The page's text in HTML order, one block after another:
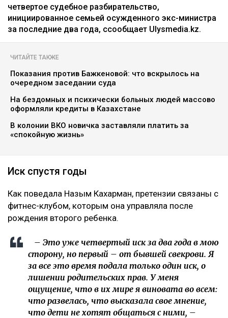
четвертое судебное разбирательство,
инициированное семьей осужденного экс-министра
за последние два года, ссообщает Ulysmedia.kz.
ЧИТАЙТЕ ТАКЖЕ
Показания против Бажкеновой: что вскрылось на
очередном заседании суда
На бездомных и психически больных людей массово
оформляли кредиты в Казахстане
В колонии ВКО новичка заставляли платить за
«спокойную жизнь»
Иск спустя годы
Как поведала Назым Кахарман, претензии связаны с
фитнес-клубом, которым она управляла после
рождения второго ребенка.
– Это уже четвертый иск за два года в мою
сторону, но первый – от бывшей свекрови. Я
за все это время подала только один иск, о
лишении родительских прав. У меня
ощущение, что в их мире я виновата во всем:
что развелась, что высказала свое мнение,
что дети не хотят общаться с ними, –